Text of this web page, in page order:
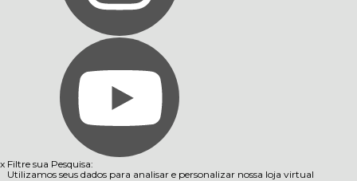
x Filtre sua Pesquisa:
Utilizamos seus dados para analisar e personalizar nossa loja virtual